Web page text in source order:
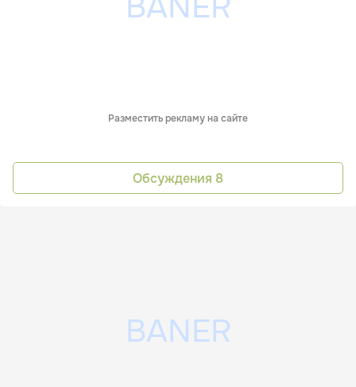
Разместить рекламу на сайте
Обсуждения 8